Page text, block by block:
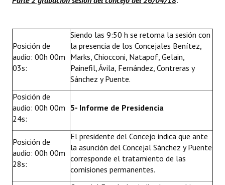
Posición de
audio: 00h 00m
03s:
Siendo las 9:50 h se retoma la sesión con
la presencia de los Concejales Benítez,
Marks, Chiocconi, Natapof, Gelain,
Painefil, Ávila, Fernández, Contreras y
Sánchez y Puente.
Posición de
audio: 00h 00m
24s:
5- Informe de Presidencia
Posición de
audio: 00h 00m
28s:
El presidente del Concejo indica que ante
la asunción del Concejal Sánchez y Puente
corresponde el tratamiento de las
comisiones permanentes.